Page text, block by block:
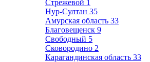
Стрежевой 1
Нур-Султан 35
Амурская область 33
Благовещенск 9
Свободный 5
Сковородино 2
Карагандинская область 33